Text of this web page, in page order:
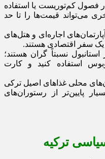
فصول کم‌توریست یا استفاده
می‌تواند قیمت‌ها را تا حد
اجاره‌ای و هتل‌های
نسبتاً گران هستند؛
استفاده کنید و کارت
محلی غذاهای اصیل ترکی
پایین‌تر از رستوران‌های
ترکیه